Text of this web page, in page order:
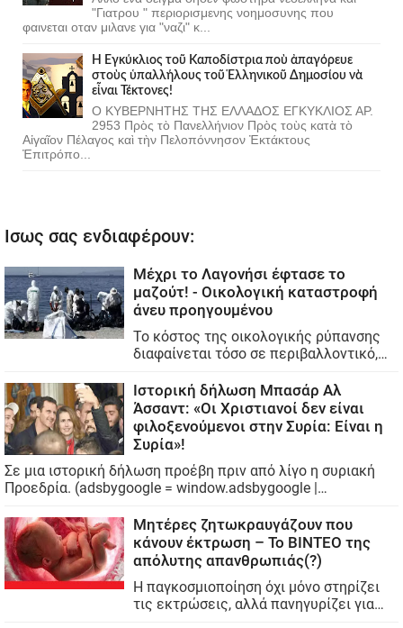
"Γιατρου " περιορισμενης νοημοσυνης που
φαινεται οταν μιλανε για "ναζι" κ...
Ἡ Ἐγκύκλιος τοῦ Καποδίστρια ποὺ ἀπαγόρευε
στοὺς ὑπαλλήλους τοῦ Ἑλληνικοῦ Δημοσίου νὰ
εἶναι Τέκτονες!
Ο ΚΥΒΕΡΝΗΤΗΣ ΤΗΣ ΕΛΛΑΔΟΣ ΕΓΚΥΚΛΙΟΣ ΑΡ.
2953 Πρὸς τὸ Πανελλήνιον Πρὸς τοὺς κατὰ τὸ
Αἰγαῖον Πέλαγος καὶ τὴν Πελοπόννησον Ἐκτάκτους
Ἐπιτρόπο...